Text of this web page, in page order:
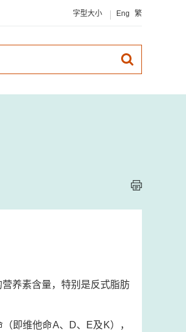
字型大小 Eng 繁
养素含量，特别是反式脂肪
即维他命A、D、E及K），